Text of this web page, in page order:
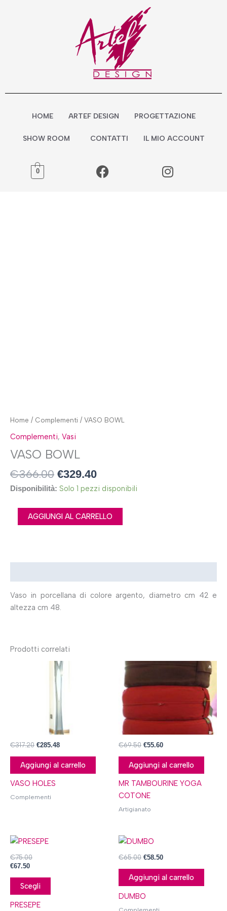
HOME ARTEF DESIGN PROGETTAZIONE
SHOW ROOM CONTATTI IL MIO ACCOUNT
0
Home / Complementi / VASO BOWL
Complementi, Vasi
VASO BOWL
€366.00 €329.40
Disponibilità: Solo 1 pezzi disponibili
AGGIUNGI AL CARRELLO
Vaso in porcellana di colore argento, diametro cm 42 e
altezza cm 48.
Prodotti correlati
€317.20 €285.48
Aggiungi al carrello
VASO HOLES
Complementi
€69.50 €55.60
Aggiungi al carrello
MR TAMBOURINE YOGA
COTONE
Artigianato
€75.00
€67.50
Scegli
più
PRESEPE
€65.00 €58.50
Aggiungi al carrello
DUMBO